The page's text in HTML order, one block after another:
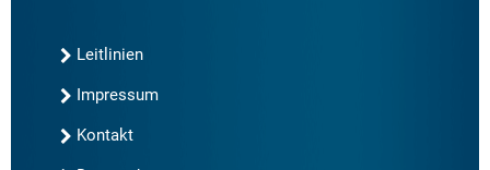
Leitlinien
Impressum
Kontakt